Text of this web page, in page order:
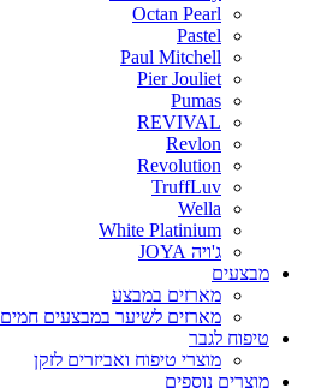
Octan Pearl
Pastel
Paul Mitchell
Pier Jouliet
Pumas
REVIVAL
Revlon
Revolution
TruffLuv
Wella
White Platinium
ג'ויה JOYA
מבצעים
מארזים במבצע
מארזים לשיער במבצעים חמים
טיפוח לגבר
מוצרי טיפוח ואביזרים לזקן
מוצרים נוספים